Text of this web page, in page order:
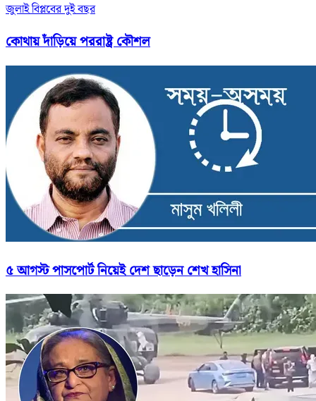
জুলাই বিপ্লবের দুই বছর
কোথায় দাঁড়িয়ে পররাষ্ট্র কৌশল
৫ আগস্ট পাসপোর্ট নিয়েই দেশ ছাড়েন শেখ হাসিনা